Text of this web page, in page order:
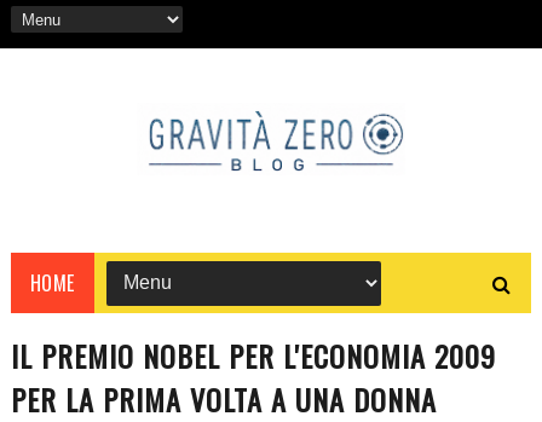
HOME
IL PREMIO NOBEL PER L'ECONOMIA 2009
PER LA PRIMA VOLTA A UNA DONNA